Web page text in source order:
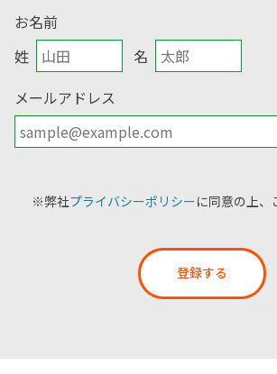
お名前
姓
名
メールアドレス
※弊社プライバシーポリシーに同意の上、
登録する